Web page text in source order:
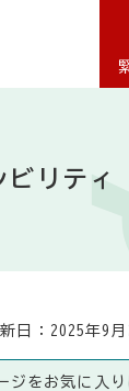
ビリティ
日： 2025年9月
ジをお気に入